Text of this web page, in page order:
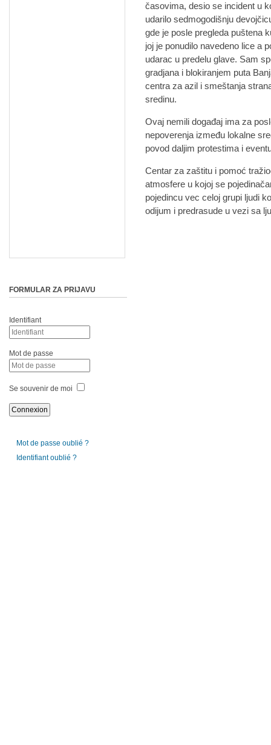
časovima, desio se incident u
udarilo sedmogodišnju
gde je posle pregleda puštena
joj je ponudilo navedeno lice a
udarac u predelu glave. Sam
gradjana i blokiranjem puta
centra za azil i smeštanja
sredinu.
Ovaj nemili događaj ima za
nepoverenja između lokalne
povod daljim protestima i
Centar za zaštitu i pomoć
atmosfere u kojoj se
pojedincu vec celoj grupi ljudi
odijum i predrasude u vezi sa
FORMULAR ZA PRIJAVU
Identifiant
Mot de passe
Se souvenir de moi
Mot de passe oublié ?
Identifiant oublié ?